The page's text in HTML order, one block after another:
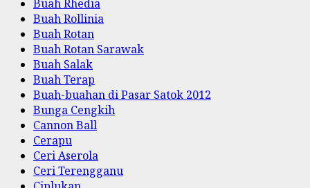
Buah Rhedia
Buah Rollinia
Buah Rotan
Buah Rotan Sarawak
Buah Salak
Buah Terap
Buah-buahan di Pasar Satok 2012
Bunga Cengkih
Cannon Ball
Cerapu
Ceri Aserola
Ceri Terengganu